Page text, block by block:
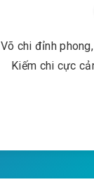
Võ chi đỉnh
Kiếm chi cực